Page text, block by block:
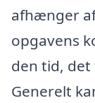
afhænger
opgavens
den tid,
Generelt